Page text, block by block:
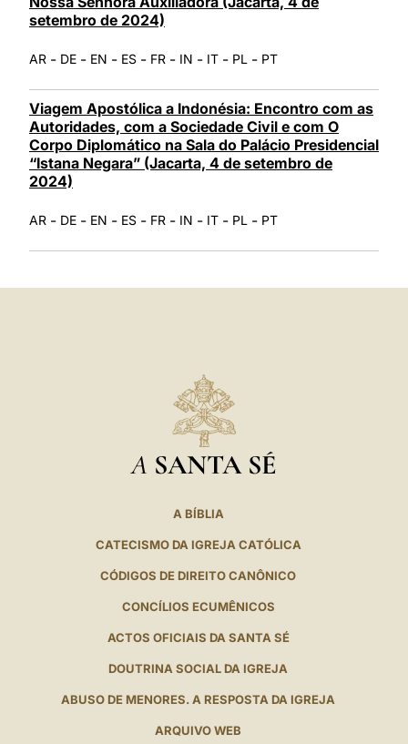
setembro de 2024)
AR - DE - EN - ES - FR - IN - IT - PL - PT
Viagem Apostólica a Indonésia: Encontro com as
Autoridades, com a Sociedade Civil e com O
Corpo Diplomático na Sala do Palácio Presidencial
“Istana Negara” (Jacarta, 4 de setembro de
2024)
AR - DE - EN - ES - FR - IN - IT - PL - PT
A SANTA SÉ
A BÍBLIA
CATECISMO DA IGREJA CATÓLICA
CÓDIGOS DE DIREITO CANÔNICO
CONCÍLIOS ECUMÊNICOS
ACTOS OFICIAIS DA SANTA SÉ
DOUTRINA SOCIAL DA IGREJA
ABUSO DE MENORES. A RESPOSTA DA IGREJA
ARQUIVO WEB